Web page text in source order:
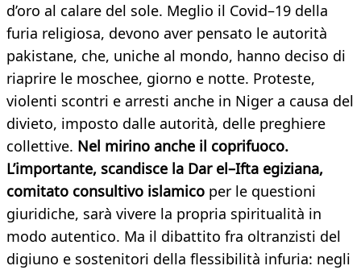
d’oro al calare del sole. Meglio il Covid–19 della
furia religiosa, devono aver pensato le autorità
pakistane, che, uniche al mondo, hanno deciso di
riaprire le moschee, giorno e notte. Proteste,
violenti scontri e arresti anche in Niger a causa del
divieto, imposto dalle autorità, delle preghiere
collettive. Nel mirino anche il coprifuoco.
L’importante, scandisce la Dar el–Ifta egiziana,
comitato consultivo islamico per le questioni
giuridiche, sarà vivere la propria spiritualità in
modo autentico. Ma il dibattito fra oltranzisti del
digiuno e sostenitori della flessibilità infuria: negli